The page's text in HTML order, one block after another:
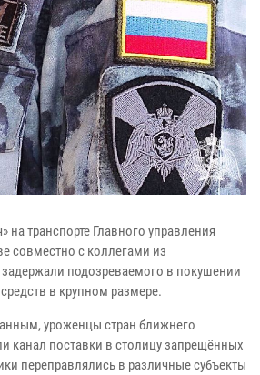
транспорте Главного управления
совместно с коллегами из
подозреваемого в покушении
в крупном размере.
уроженцы стран ближнего
канал поставки в столицу запрещённых
переправлялись в различные субъекты